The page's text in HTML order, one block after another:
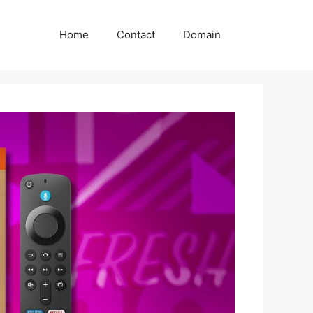
Home Contact Domain